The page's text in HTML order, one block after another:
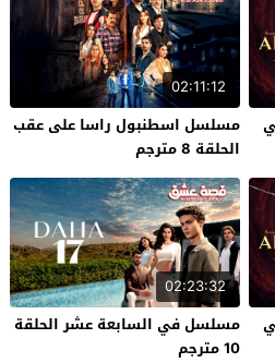
02:11:12
مسلسل اسطنبول راسا على عقب
الحلقة 8 مترجم
02:23:32
مسلسل في السابعة عشر الحلقة
10 مترجم